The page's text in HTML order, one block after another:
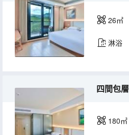
26㎡
淋浴
四間包層
180㎡